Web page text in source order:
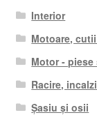
Interior
Motoare,
Motor -
Racire,
Șasiu și osii